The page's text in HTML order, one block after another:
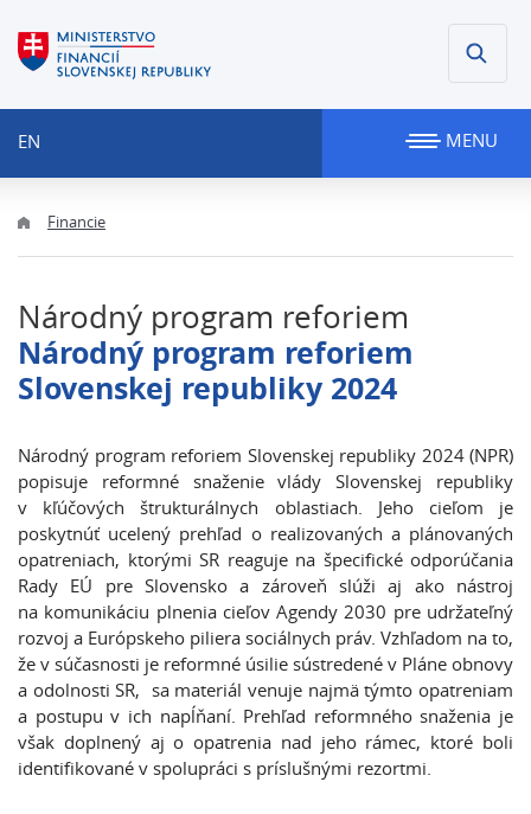
EN MENU
Financie
Národný program reforiem
Národný program reforiem
Slovenskej republiky 2024
Národný program reforiem Slovenskej republiky 2024 (NPR)
popisuje reformné snaženie vlády Slovenskej republiky
v kľúčových štrukturálnych oblastiach. Jeho cieľom je
poskytnúť ucelený prehľad o realizovaných a plánovaných
opatreniach, ktorými SR reaguje na špecifické odporúčania
Rady EÚ pre Slovensko a zároveň slúži aj ako nástroj
na komunikáciu plnenia cieľov Agendy 2030 pre udržateľný
rozvoj a Európskeho piliera sociálnych práv. Vzhľadom na to,
že v súčasnosti je reformné úsilie sústredené v Pláne obnovy
a odolnosti SR, sa materiál venuje najmä týmto opatreniam
a postupu v ich napĺňaní. Prehľad reformného snaženia je
však doplnený aj o opatrenia nad jeho rámec, ktoré boli
identifikované v spolupráci s príslušnými rezortmi.